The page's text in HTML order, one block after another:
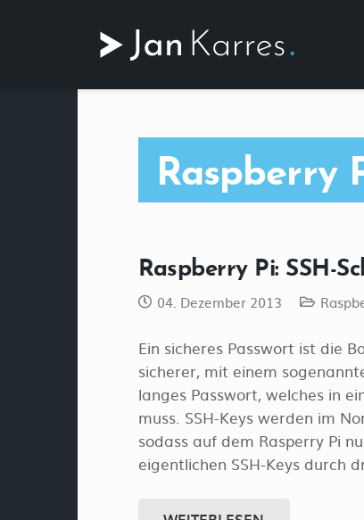
Raspberry
Raspberry Pi: SSH-
04. Dezember 2013
Ein sicheres Passwort ist die
sicherer, mit einem
langes Passwort, welches in
muss. SSH-Keys werden im
sodass auf dem Rasperry Pi
eigentlichen SSH-Keys durch